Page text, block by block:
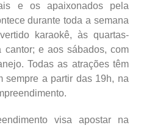
e os apaixonados pela
durante toda a semana
karaokê, às quartas-
e aos sábados, com
Todas as atrações têm
sempre a partir das 19h, na
visa apostar na